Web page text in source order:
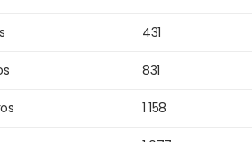
431
831
1 158